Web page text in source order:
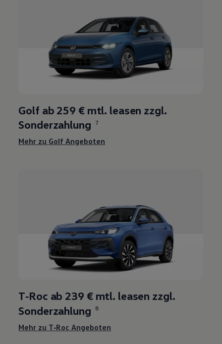
Golf ab 259 €mtl. leasen zzgl.
Sonderzahlung
7
Mehr zu Golf Angeboten
T‑Roc ab 239 € mtl. leasen zzgl.
Sonderzahlung
8
Mehr zu T‑Roc Angeboten